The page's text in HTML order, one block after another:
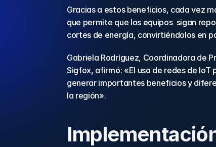
Gracias a estos beneficios, cada vez
que permite que los equipos  sigan
cortes de energía, convirtiéndolos en
Gabriela Rodríguez, Coordinadora de
Sigfox, afirmó: «El uso de redes de
generar importantes beneficios y
la región».